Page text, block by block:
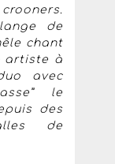
de
chant
artiste à
avec
le
des
de